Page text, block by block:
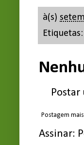
à(s)
Etiquetas:
Postagem
Assinar: